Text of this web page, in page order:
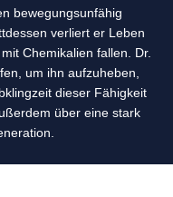
bewegungsunfähig
verliert er Leben
Chemikalien fallen. Dr.
um ihn aufzuheben,
dieser Fähigkeit
über eine stark